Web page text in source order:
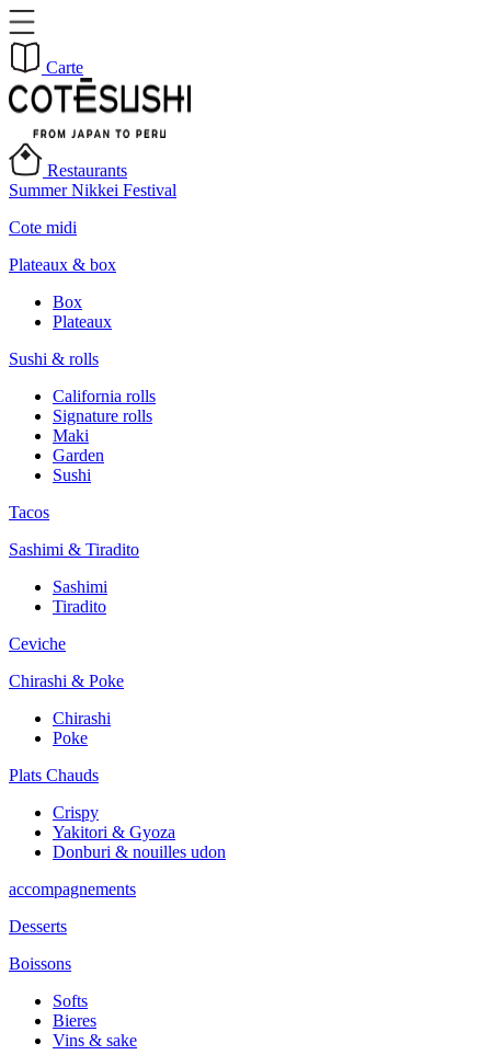
Carte
Restaurants
Summer Nikkei Festival
Cote midi
Plateaux & box
Box
Plateaux
Sushi & rolls
California rolls
Signature rolls
Maki
Garden
Sushi
Tacos
Sashimi & Tiradito
Sashimi
Tiradito
Ceviche
Chirashi & Poke
Chirashi
Poke
Plats Chauds
Crispy
Yakitori & Gyoza
Donburi & nouilles udon
accompagnements
Desserts
Boissons
Softs
Bieres
Vins & sake